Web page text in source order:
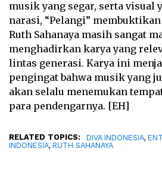
musik yang segar, serta visual
narasi, “Pelangi”
Ruth Sahanaya masih sangat
menghadirkan karya yang
lintas generasi. Karya ini
pengingat bahwa musik yang
akan selalu menemukan
para pendengarnya. [EH]
RELATED TOPICS: DIVA INDONESIA,
INDONESIA, RUTH SAHANAYA